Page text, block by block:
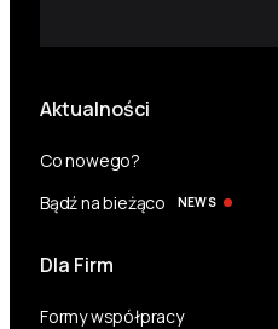
Aktualności
Co nowego?
Bądź na bieżąco
NEWS
Dla Firm
Formy współpracy